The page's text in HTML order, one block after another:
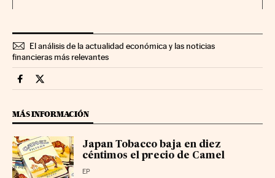
El análisis de la actualidad económica y las noticias
financieras más relevantes
Companias Cinco Días en Facebook
Companias Cinco Días en Twitter
MÁS INFORMACIÓN
Japan Tobacco baja en diez
céntimos el precio de Camel
EP